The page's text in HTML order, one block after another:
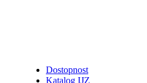
Dostopnost
Katalog IJZ